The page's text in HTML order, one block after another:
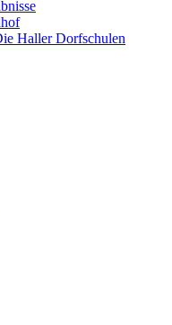
Haller Dorfschulen